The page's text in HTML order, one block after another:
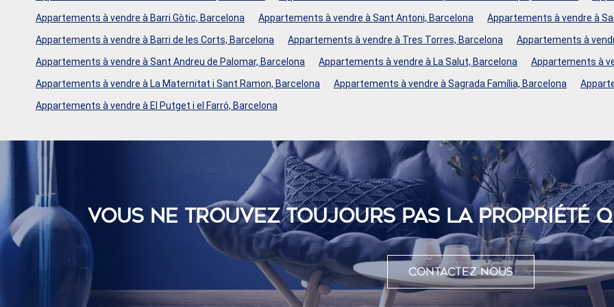
Appartements à vendre à Barri Gòtic, Barcelona
Appartements à vendre à Sant Antoni, Barcelona
Appartements à vendre à
Appartements à vendre à Barri de les Corts, Barcelona
Appartements à vendre à Tres Torres, Barcelona
Appartements à
Appartements à vendre à Sant Andreu de Palomar, Barcelona
Appartements à vendre à La Salut, Barcelona
Appartements à
Appartements à vendre à La Maternitat i Sant Ramon, Barcelona
Appartements à vendre à Sagrada Família, Barcelona
Appartements à vendre à El Putget i el Farró, Barcelona
VOUS NE TROUVEZ TOUJOURS PAS LA PROPRIÉTÉ
Contactez nous